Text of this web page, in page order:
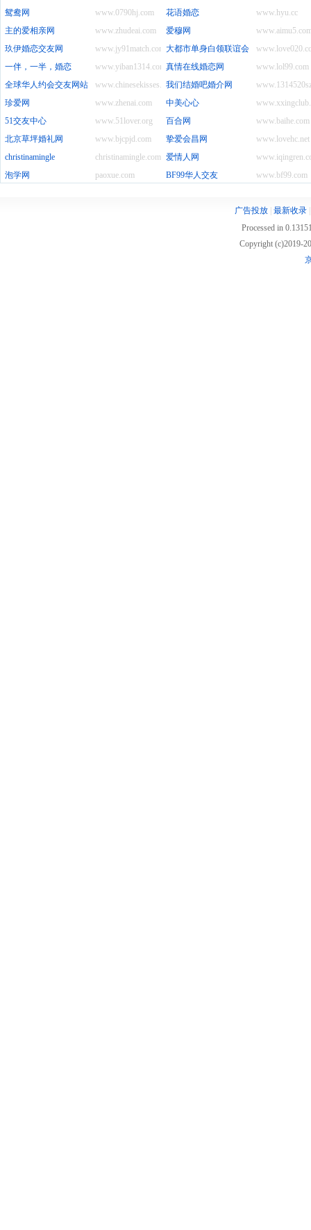
www.0790hj.com
鸳鸯网 www.hyu.cc
花语婚恋
www.zhudeai.com
主的爱相亲网
爱穆网
www.jy91match.com
玖伊婚恋交友网
大都市单身白领联谊会
www.yiban1314.com
一伴，一半，婚恋 www.lol99.com
真情在线婚恋网
www.chinesekisses.com
全球华人约会交友网站
我们结婚吧婚介网
www.zhenai.com
珍爱网
中美心心
www.51lover.org
51交友中心 www.baihe.com
百合网
www.bjcpjd.com
北京草坪婚礼网 www.lovehc.net
挚爱会昌网
christinamingle.com
christinamingle
爱情人网
paoxue.com
泡学网 www.bf99.com
BF99华人交友
广告投放 最新收录
Processed in
Copyright (c)2019-